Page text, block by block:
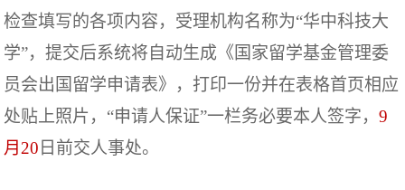
检查填写的各项内容，受理机构名称为“华中科技大
学”，提交后系统将自动生成《国家留学基金管理委
员会出国留学申请表》
， 打印一份并在表格首页相应
处贴上照片， “申请人保证”一栏务必要本人签字，9
月20 日前交人事处。